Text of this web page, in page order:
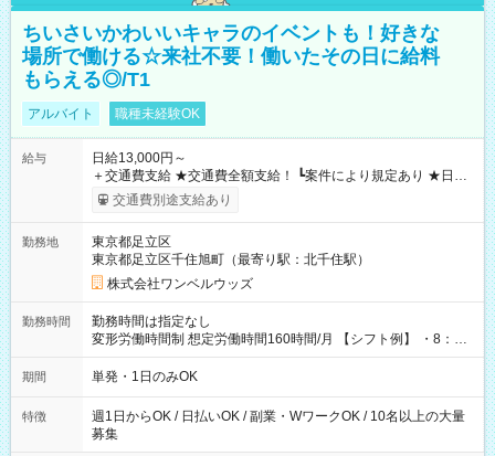
ちいさいかわいいキャラのイベントも！好きな
場所で働ける☆来社不要！働いたその日に給料
もらえる◎/T1
アルバイト 職種未経験OK
給与
日給13,000円～
＋交通費支給 ★交通費全額支給！ ┗案件により規定あり ★日払
いOK！（規定あり） ┗働いたその日に現金GET♪ お仕事後はコ
ンビニATMから 日払い分を引き落とせます！ 【試用期間】試
交通費別途支給あり
勤務地
東京都足立区
東京都足立区千住旭町（最寄り駅：北千住駅）
株式会社ワンベルウッズ
勤務時間
勤務時間は指定なし
変形労働時間制 想定労働時間160時間/月 【シフト例】 ・8：00
～21：00
期間 単発・1日のみOK
特徴
週1日からOK / 日払いOK / 副業・WワークOK / 10名以上の大量
募集